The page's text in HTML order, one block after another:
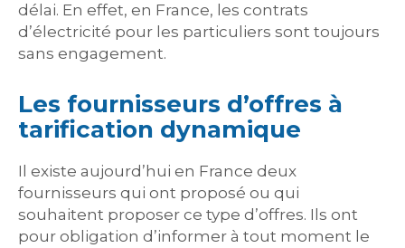
délai. En effet, en France, les contrats
d’électricité pour les particuliers sont toujours
sans engagement.
Les fournisseurs d’offres à
tarification dynamique
Il existe aujourd’hui en France deux
fournisseurs qui ont proposé ou qui
souhaitent proposer ce type d’offres. Ils ont
pour obligation d’informer à tout moment le